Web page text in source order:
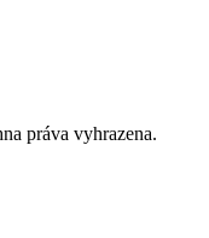
práva vyhrazena.